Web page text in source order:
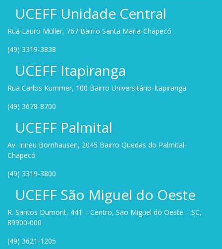
UCEFF Unidade Central
Rua Lauro Müller, 767 Bairro Santa Maria-Chapecó
(49) 3319-3838
UCEFF Itapiranga
Rua Carlos Kummer, 100 Bairro Universitário-Itapiranga
(49) 3678-8700
UCEFF Palmital
Av. Irineu Bornhausen, 2045 Bairro Quedas do Palmital-
Chapecó
(49) 3319-3800
UCEFF São Miguel do Oeste
R. Santos Dumont, 441 – Centro, São Miguel do Oeste – SC,
89900-000
(49) 3621-1205